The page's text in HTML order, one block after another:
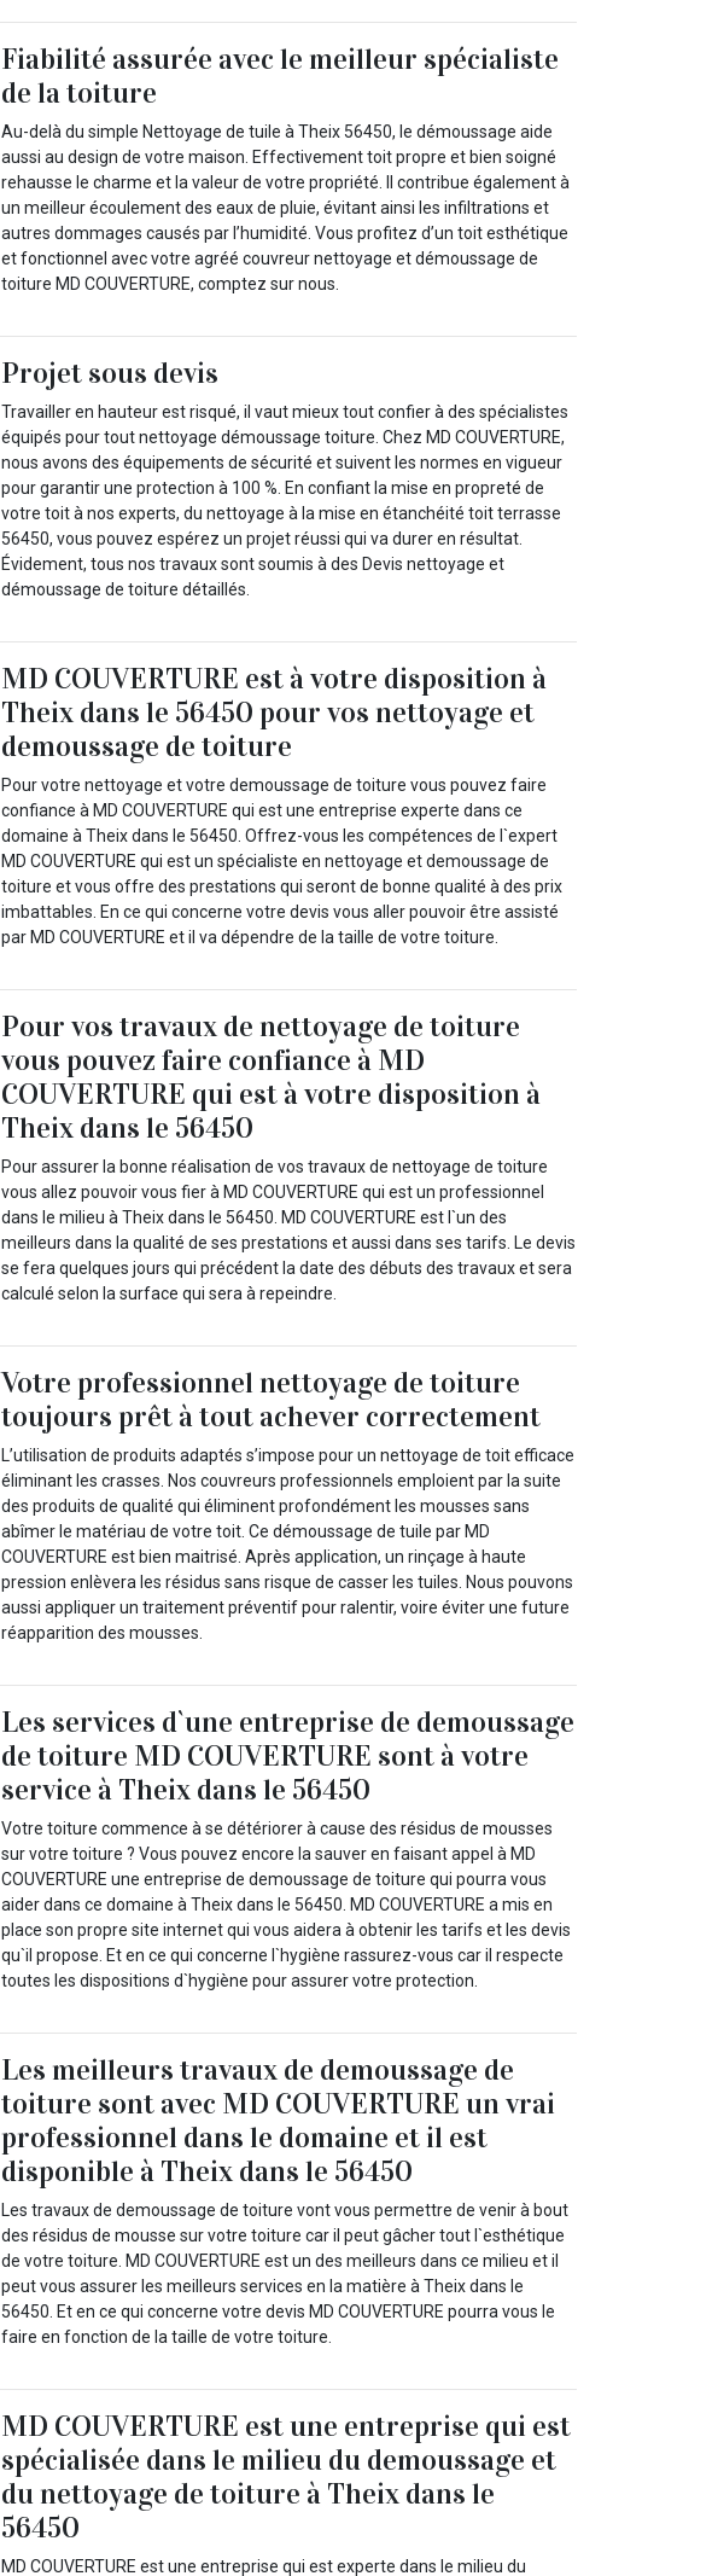
Fiabilité assurée avec le meilleur spécialiste
de la toiture
Au-delà du simple Nettoyage de tuile à Theix 56450, le démoussage aide
aussi au design de votre maison. Effectivement toit propre et bien soigné
rehausse le charme et la valeur de votre propriété. Il contribue également à
un meilleur écoulement des eaux de pluie, évitant ainsi les infiltrations et
autres dommages causés par l’humidité. Vous profitez d’un toit esthétique
et fonctionnel avec votre agréé couvreur nettoyage et démoussage de
toiture MD COUVERTURE, comptez sur nous.
Projet sous devis
Travailler en hauteur est risqué, il vaut mieux tout confier à des spécialistes
équipés pour tout nettoyage démoussage toiture. Chez MD COUVERTURE,
nous avons des équipements de sécurité et suivent les normes en vigueur
pour garantir une protection à 100 %. En confiant la mise en propreté de
votre toit à nos experts, du nettoyage à la mise en étanchéité toit terrasse
56450, vous pouvez espérez un projet réussi qui va durer en résultat.
Évidement, tous nos travaux sont soumis à des Devis nettoyage et
démoussage de toiture détaillés.
MD COUVERTURE est à votre disposition à
Theix dans le 56450 pour vos nettoyage et
demoussage de toiture
Pour votre nettoyage et votre demoussage de toiture vous pouvez faire
confiance à MD COUVERTURE qui est une entreprise experte dans ce
domaine à Theix dans le 56450. Offrez-vous les compétences de l`expert
MD COUVERTURE qui est un spécialiste en nettoyage et demoussage de
toiture et vous offre des prestations qui seront de bonne qualité à des prix
imbattables. En ce qui concerne votre devis vous aller pouvoir être assisté
par MD COUVERTURE et il va dépendre de la taille de votre toiture.
Pour vos travaux de nettoyage de toiture
vous pouvez faire confiance à MD
COUVERTURE qui est à votre disposition à
Theix dans le 56450
Pour assurer la bonne réalisation de vos travaux de nettoyage de toiture
vous allez pouvoir vous fier à MD COUVERTURE qui est un professionnel
dans le milieu à Theix dans le 56450. MD COUVERTURE est l`un des
meilleurs dans la qualité de ses prestations et aussi dans ses tarifs. Le devis
se fera quelques jours qui précédent la date des débuts des travaux et sera
calculé selon la surface qui sera à repeindre.
Votre professionnel nettoyage de toiture
toujours prêt à tout achever correctement
L’utilisation de produits adaptés s’impose pour un nettoyage de toit efficace
éliminant les crasses. Nos couvreurs professionnels emploient par la suite
des produits de qualité qui éliminent profondément les mousses sans
abîmer le matériau de votre toit. Ce démoussage de tuile par MD
COUVERTURE est bien maitrisé. Après application, un rinçage à haute
pression enlèvera les résidus sans risque de casser les tuiles. Nous pouvons
aussi appliquer un traitement préventif pour ralentir, voire éviter une future
réapparition des mousses.
Les services d`une entreprise de demoussage
de toiture MD COUVERTURE sont à votre
service à Theix dans le 56450
Votre toiture commence à se détériorer à cause des résidus de mousses
sur votre toiture ? Vous pouvez encore la sauver en faisant appel à MD
COUVERTURE une entreprise de demoussage de toiture qui pourra vous
aider dans ce domaine à Theix dans le 56450. MD COUVERTURE a mis en
place son propre site internet qui vous aidera à obtenir les tarifs et les devis
qu`il propose. Et en ce qui concerne l`hygiène rassurez-vous car il respecte
toutes les dispositions d`hygiène pour assurer votre protection.
Les meilleurs travaux de demoussage de
toiture sont avec MD COUVERTURE un vrai
professionnel dans le domaine et il est
disponible à Theix dans le 56450
Les travaux de demoussage de toiture vont vous permettre de venir à bout
des résidus de mousse sur votre toiture car il peut gâcher tout l`esthétique
de votre toiture. MD COUVERTURE est un des meilleurs dans ce milieu et il
peut vous assurer les meilleurs services en la matière à Theix dans le
56450. Et en ce qui concerne votre devis MD COUVERTURE pourra vous le
faire en fonction de la taille de votre toiture.
MD COUVERTURE est une entreprise qui est
spécialisée dans le milieu du demoussage et
du nettoyage de toiture à Theix dans le
56450
MD COUVERTURE est une entreprise qui est experte dans le milieu du